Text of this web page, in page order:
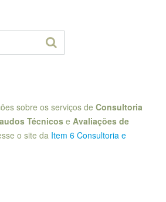
sobre os serviços de Consultoria
Técnicos e Avaliações de
o site da Item 6 Consultoria e